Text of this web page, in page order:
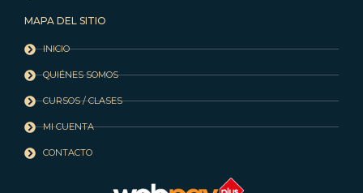
MAPA DEL SITIO
INICIO
QUIÉNES SOMOS
CURSOS / CLASES
MI CUENTA
CONTACTO